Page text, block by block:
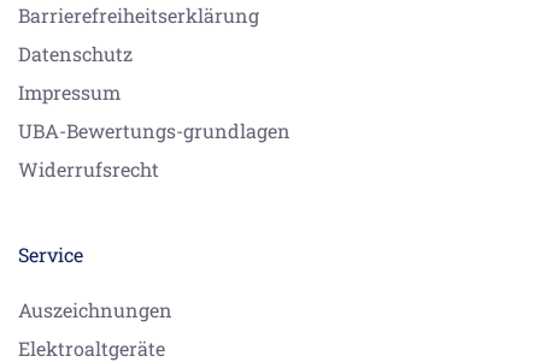
Barrierefreiheitserklärung
Datenschutz
Impressum
UBA-Bewertungs-grundlagen
Widerrufsrecht
Service
Auszeichnungen
Elektroaltgeräte